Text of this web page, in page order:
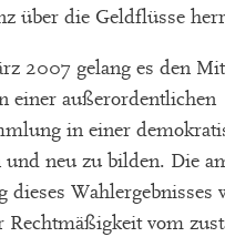
über die Geldflüsse
2007 gelang es den
einer außerordentlichen
in einer
und neu zu bilden. Die
dieses Wahlergebnisses
Rechtmäßigkeit vom